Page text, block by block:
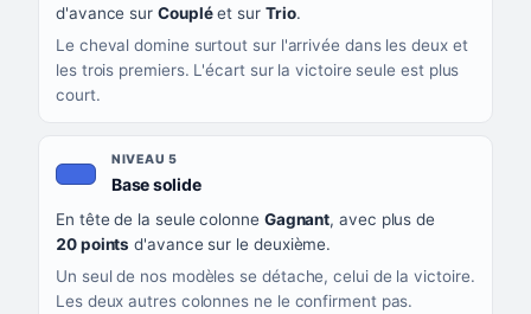
d'avance sur Coupléet sur Trio.
Le cheval domine surtout sur l'arrivée dans les deux et
les trois premiers. L'écart sur la victoire seule est plus
court.
NIVEAU 5
Base solide, couleur bleu roi
En tête de la seule colonne Gagnant, avec plus de
20 points d'avance sur le deuxième.
Un seul de nos modèles se détache, celui de la victoire.
Les deux autres colonnes ne le confirment pas.